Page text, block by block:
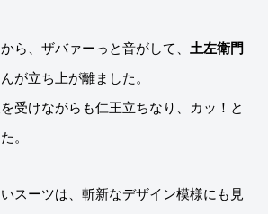
ら、ザバァーっと音がして、 土左衛門
が立ち上が離ました。
受けながらも仁王立ちなり、カッ！と
。
スーツは、斬新なデザイン模様にも見